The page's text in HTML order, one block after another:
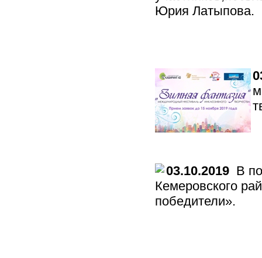
Юрия Латыпова.
03.10.2019 В
Кемеровского
победители».